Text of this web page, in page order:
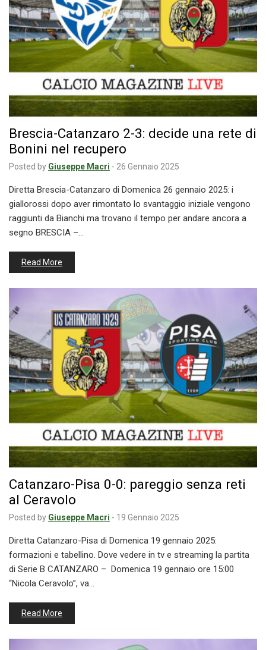
Brescia-Catanzaro 2-3: decide una rete di
Bonini nel recupero
Posted by Giuseppe Macri - 26 Gennaio 2025
Diretta Brescia-Catanzaro di Domenica 26 gennaio 2025: i
giallorossi dopo aver rimontato lo svantaggio iniziale vengono
raggiunti da Bianchi ma trovano il tempo per andare ancora a
segno BRESCIA –…
Read More
Catanzaro-Pisa 0-0: pareggio senza reti
al Ceravolo
Posted by Giuseppe Macri - 19 Gennaio 2025
Diretta Catanzaro-Pisa di Domenica 19 gennaio 2025:
formazioni e tabellino. Dove vedere in tv e streaming la partita
di Serie B CATANZARO – Domenica 19 gennaio ore 15:00
“Nicola Ceravolo”, va…
Read More